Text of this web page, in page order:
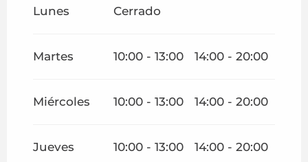
Lunes Cerrado
Martes 10:00 - 13:00 14:00 - 20:00
Miércoles 10:00 - 13:00 14:00 - 20:00
Jueves 10:00 - 13:00 14:00 - 20:00